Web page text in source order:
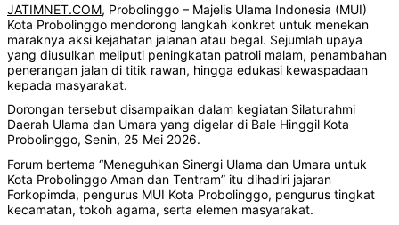
JATIMNET.COM, Probolinggo – Majelis Ulama Indonesia (MUI)
Kota Probolinggo mendorong langkah konkret untuk menekan
maraknya aksi kejahatan jalanan atau begal. Sejumlah upaya
yang diusulkan meliputi peningkatan patroli malam, penambahan
penerangan jalan di titik rawan, hingga edukasi kewaspadaan
kepada masyarakat.
Dorongan tersebut disampaikan dalam kegiatan Silaturahmi
Daerah Ulama dan Umara yang digelar di Bale Hinggil Kota
Probolinggo, Senin, 25 Mei 2026.
Forum bertema “Meneguhkan Sinergi Ulama dan Umara untuk
Kota Probolinggo Aman dan Tentram” itu dihadiri jajaran
Forkopimda, pengurus MUI Kota Probolinggo, pengurus tingkat
kecamatan, tokoh agama, serta elemen masyarakat.